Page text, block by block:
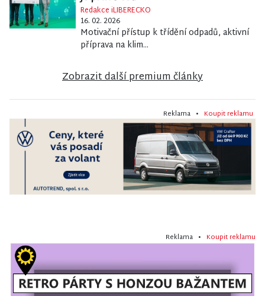
Redakce iLIBERECKO
16. 02. 2026
Motivační přístup k třídění odpadů, aktivní
příprava na klim...
Zobrazit další premium články
Reklama • Koupit reklamu
Reklama • Koupit reklamu